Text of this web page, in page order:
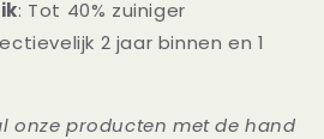
: Tot 40% zuiniger
2 jaar binnen en 1
onze producten met de hand